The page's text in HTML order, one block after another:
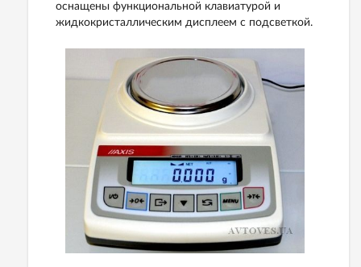
оснащены функциональной клавиатурой и
жидкокристаллическим дисплеем с подсветкой.